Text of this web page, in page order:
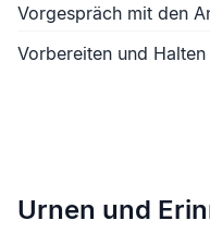
Vorgespräch mit den
Vorbereiten und
Urnen und